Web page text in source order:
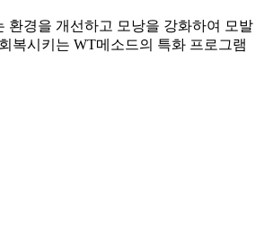
환경을 개선하고 모낭을 강화하여 모발
복시키는 WT메소드의 특화 프로그램